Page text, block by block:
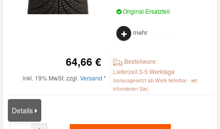
Original Ersatzteil
mehr
64,66 €
inkl. 19% MwSt. zzgl. Versand *
Bestellware:
Lieferzeit 3-5 Werktage
(vorausgesetzt ab Werk lieferbar - wir
informieren Sie)
Details